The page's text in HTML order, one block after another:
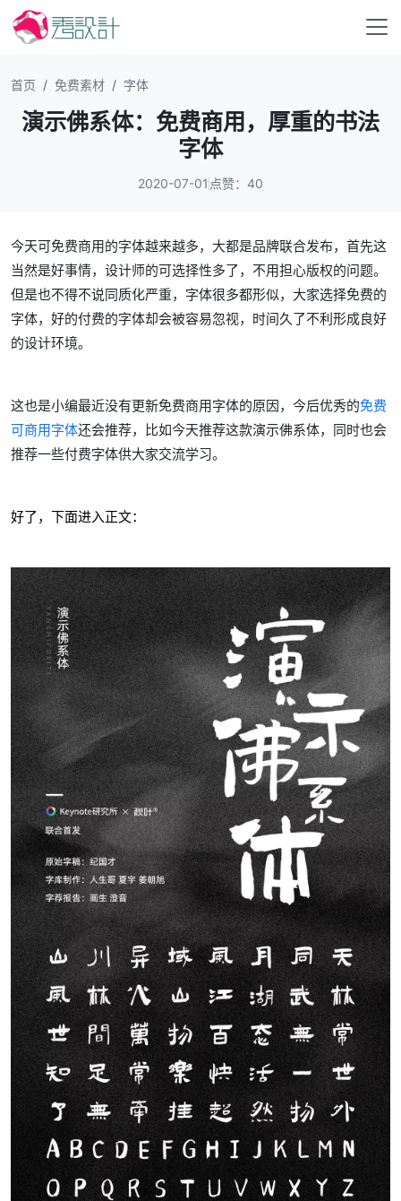
首页 免费素材 字体
演示佛系体：免费商用，厚重的书法
字体
2020-07-01 点赞：40
今天可免费商用的字体越来越多，大都是品牌联合发布，首先这
当然是好事情，设计师的可选择性多了，不用担心版权的问题。
但是也不得不说同质化严重，字体很多都形似，大家选择免费的
字体，好的付费的字体却会被容易忽视，时间久了不利形成良好
的设计环境。
这也是小编最近没有更新免费商用字体的原因，今后优秀的免费
可商用字体还会推荐，比如今天推荐这款演示佛系体，同时也会
推荐一些付费字体供大家交流学习。
好了，下面进入正文：